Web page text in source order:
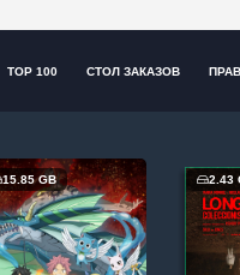
TOP 100 СТОЛ ЗАКАЗОВ
15.85 GB 2.43